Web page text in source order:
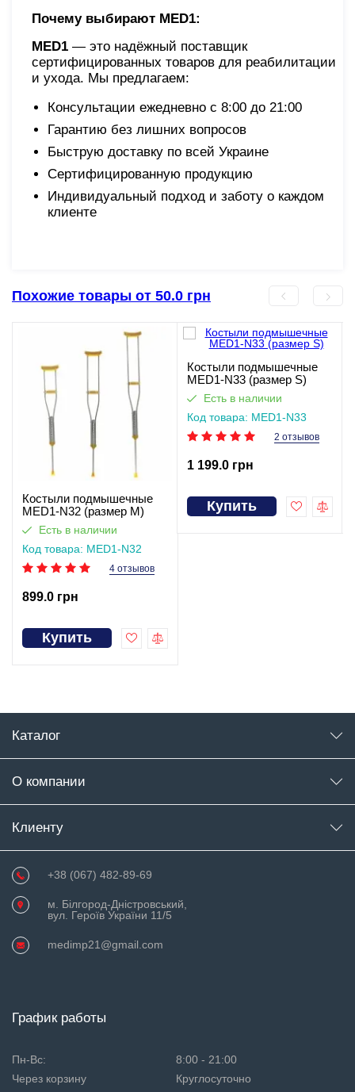
Почему выбирают MED1:
MED1 — это надёжный поставщик
сертифицированных товаров для реабилитации
и ухода. Мы предлагаем:
Консультации ежедневно с 8:00 до 21:00
Гарантию без лишних вопросов
Быструю доставку по всей Украине
Сертифицированную продукцию
Индивидуальный подход и заботу о каждом
клиенте
Похожие товары от 50.0 грн
Костыли подмышечные
MED1-N32 (размер M)
Есть в наличии
Код товара: MED1-N32
(розмір M)
4 отзывов
899.0 грн
Купить
Костыли подмышечные
MED1-N33 (размер S)
Есть в наличии
Код товара: MED1-N33
(розмір S)
2 отзывов
1 199.0 грн
Купить
Каталог
О компании
Клиенту
+38 (067) 482-89-69
м. Білгород-Дністровський,
вул. Героїв України 11/5
medimp21@gmail.com
График работы
Пн-Вс:
8:00 - 21:00
Через корзину
Круглосуточно